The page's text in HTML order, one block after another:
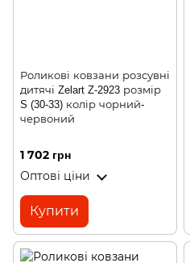
Роликові ковзани розсувні
дитячі Zelart Z-2923 розмір
S (30-33) колір чорний-
червоний
1 702 грн
Оптові ціни
Купити